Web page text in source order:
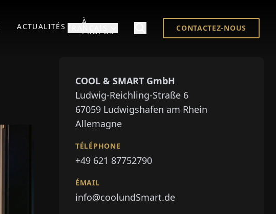
ACTUALITÉS
À
PROPOS
CONTACTEZ-NOUS
COOL & SMART GmbH
Ludwig-Reichling-Straße 6
67059 Ludwigshafen am Rhein
Allemagne
TÉLÉPHONE
+49 621 87752790
ÉMAIL
info@coolundSmart.de